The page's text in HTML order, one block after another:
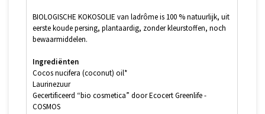
BIOLOGISCHE KOKOSOLIE van ladrôme is 100 % natuurlijk, uit
eerste koude persing, plantaardig, zonder kleurstoffen, noch
bewaarmiddelen.
Ingrediënten
Cocos nucifera (coconut) oil*
Laurinezuur
Gecertificeerd “bio cosmetica” door Ecocert Greenlife -
COSMOS